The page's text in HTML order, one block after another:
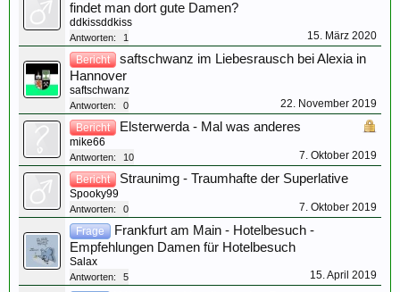
findet man dort gute Damen?
ddkissddkiss
Antworten: 1 15. März 2020
Bericht
saftschwanz im Liebesrausch bei Alexia in
Hannover
saftschwanz
Antworten: 0 22. November 2019
Bericht Elsterwerda - Mal was anderes
mike66
Antworten: 10 7. Oktober 2019
Bericht Straunimg - Traumhafte der Superlative
Spooky99
Antworten: 0 7. Oktober 2019
Frage
Frankfurt am Main - Hotelbesuch -
Empfehlungen Damen für Hotelbesuch
Salax
Antworten: 5 15. April 2019